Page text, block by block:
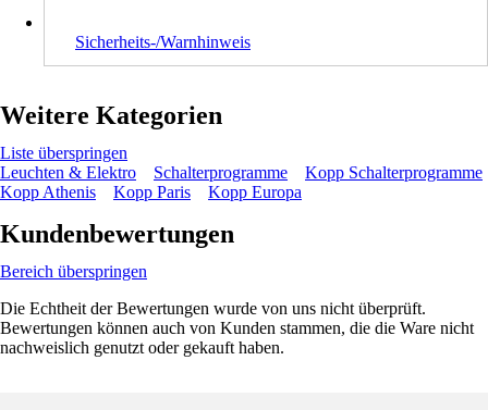
Sicherheits-/Warnhinweis
Weitere Kategorien
Liste überspringen
Leuchten & Elektro
Schalterprogramme
Kopp Schalterprogramme
Kopp Athenis
Kopp Paris Kopp Europa
Kundenbewertungen
Bereich überspringen
Die Echtheit der Bewertungen wurde von uns nicht überprüft.
Bewertungen können auch von Kunden stammen, die die Ware nicht
nachweislich genutzt oder gekauft haben.